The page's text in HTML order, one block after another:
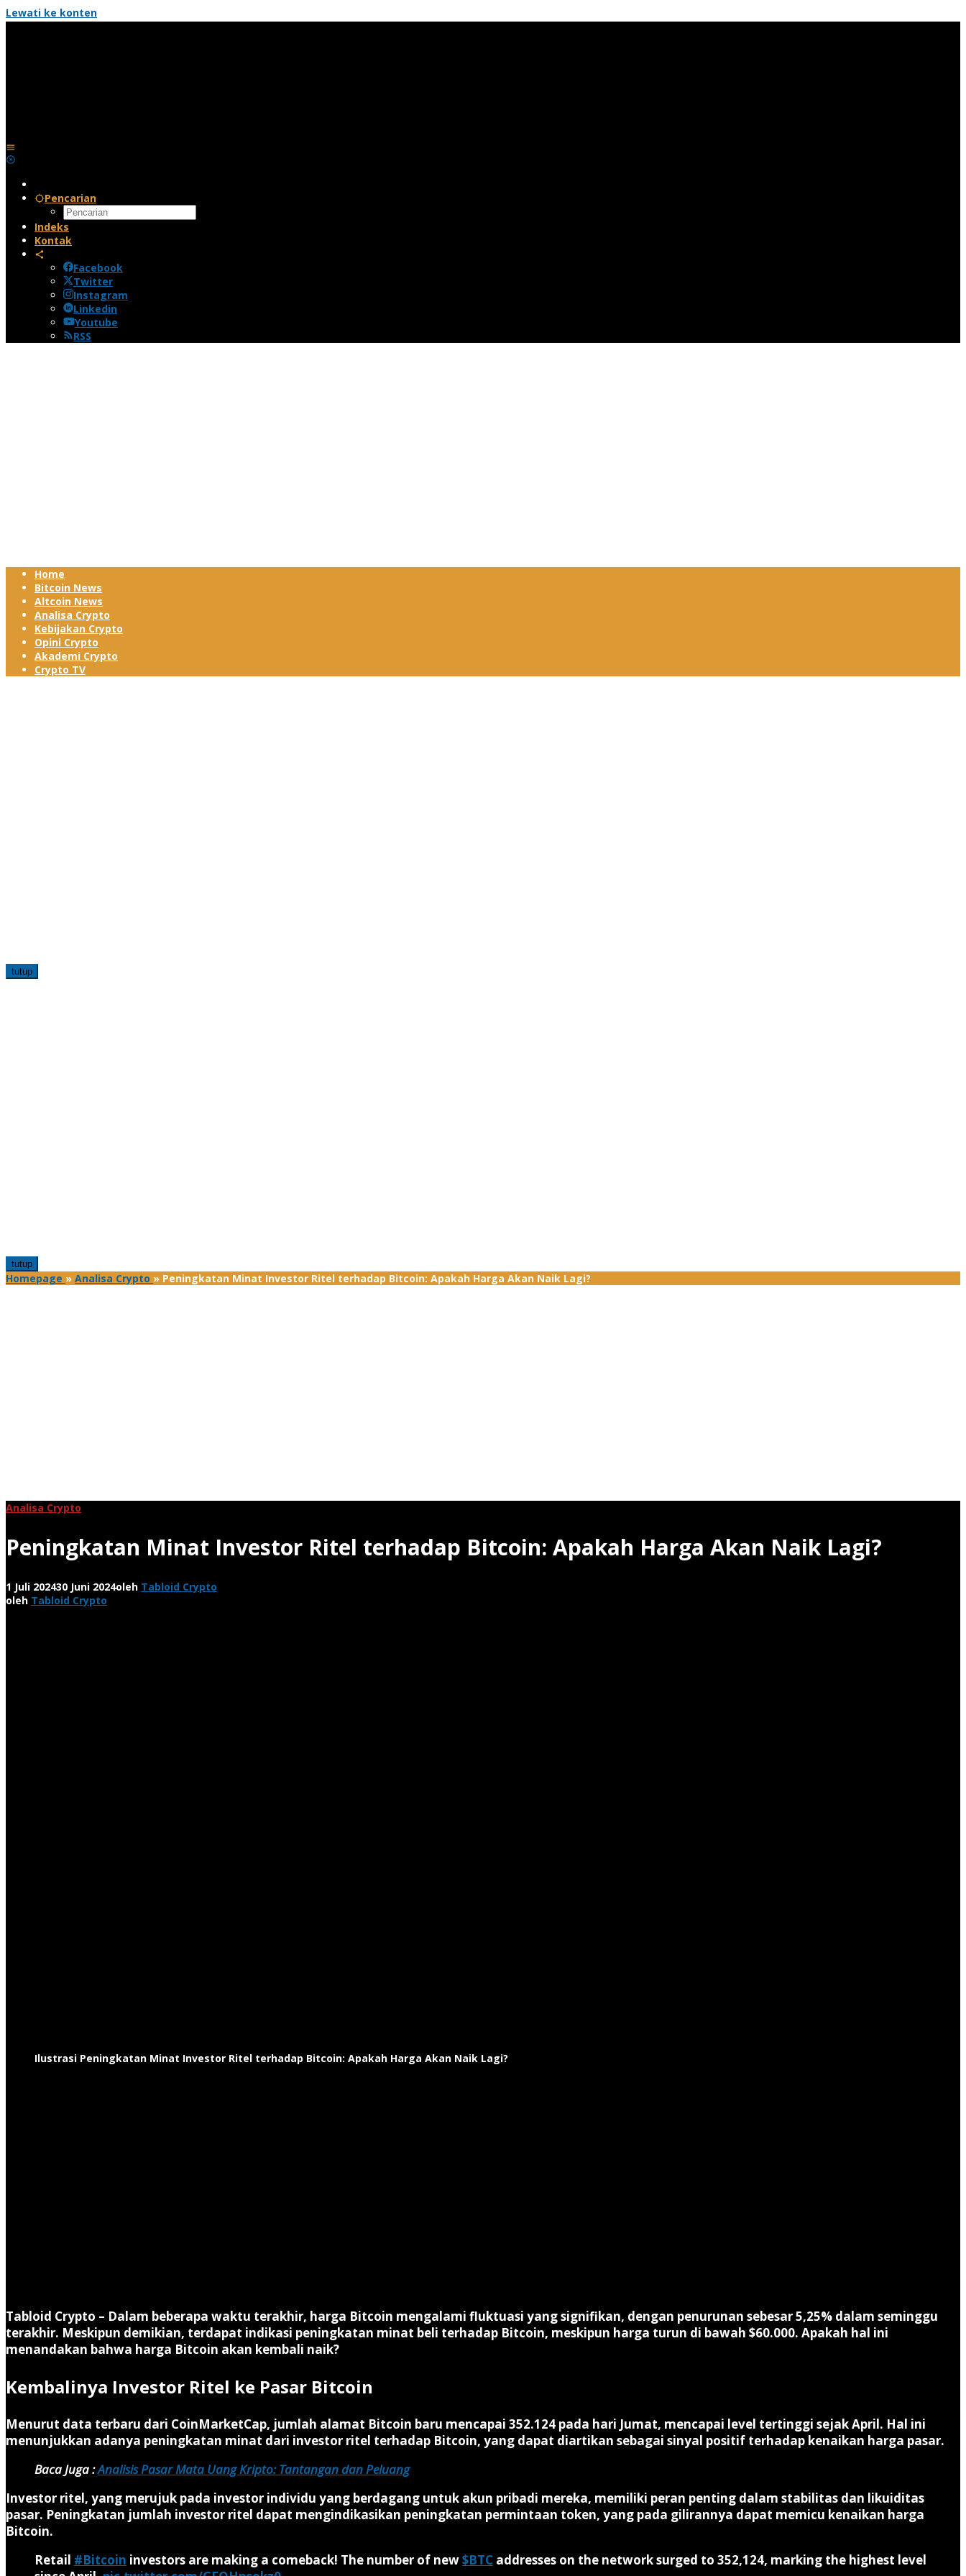
Lewati ke konten
Pencarian
Indeks
Kontak
Facebook
Twitter
Instagram
Linkedin
Youtube
RSS
Home
Bitcoin News
Altcoin News
Analisa Crypto
Kebijakan Crypto
Opini Crypto
Akademi Crypto
Crypto TV
tutup
tutup
Homepage » Analisa Crypto » Peningkatan Minat Investor Ritel terhadap Bitcoin: Apakah Harga Akan Naik Lagi?
Analisa Crypto
Peningkatan Minat Investor Ritel terhadap Bitcoin: Apakah Harga Akan Naik Lagi?
1 Juli 202430 Juni 2024oleh Tabloid Crypto
oleh Tabloid Crypto
Ilustrasi Peningkatan Minat Investor Ritel terhadap Bitcoin: Apakah Harga Akan Naik Lagi?
Tabloid Crypto – Dalam beberapa waktu terakhir, harga Bitcoin mengalami fluktuasi yang signifikan, dengan penurunan sebesar 5,25% dalam seminggu
terakhir. Meskipun demikian, terdapat indikasi peningkatan minat beli terhadap Bitcoin, meskipun harga turun di bawah $60.000. Apakah hal ini
menandakan bahwa harga Bitcoin akan kembali naik?
Kembalinya Investor Ritel ke Pasar Bitcoin
Menurut data terbaru dari CoinMarketCap, jumlah alamat Bitcoin baru mencapai 352.124 pada hari Jumat, mencapai level tertinggi sejak April. Hal ini
menunjukkan adanya peningkatan minat dari investor ritel terhadap Bitcoin, yang dapat diartikan sebagai sinyal positif terhadap kenaikan harga pasar.
Baca Juga :Analisis Pasar Mata Uang Kripto: Tantangan dan Peluang
Investor ritel, yang merujuk pada investor individu yang berdagang untuk akun pribadi mereka, memiliki peran penting dalam stabilitas dan likuiditas
pasar. Peningkatan jumlah investor ritel dapat mengindikasikan peningkatan permintaan token, yang pada gilirannya dapat memicu kenaikan harga
Bitcoin.
Retail #Bitcoin investors are making a comeback! The number of new$BTC addresses on the network surged to 352,124, marking the highest level